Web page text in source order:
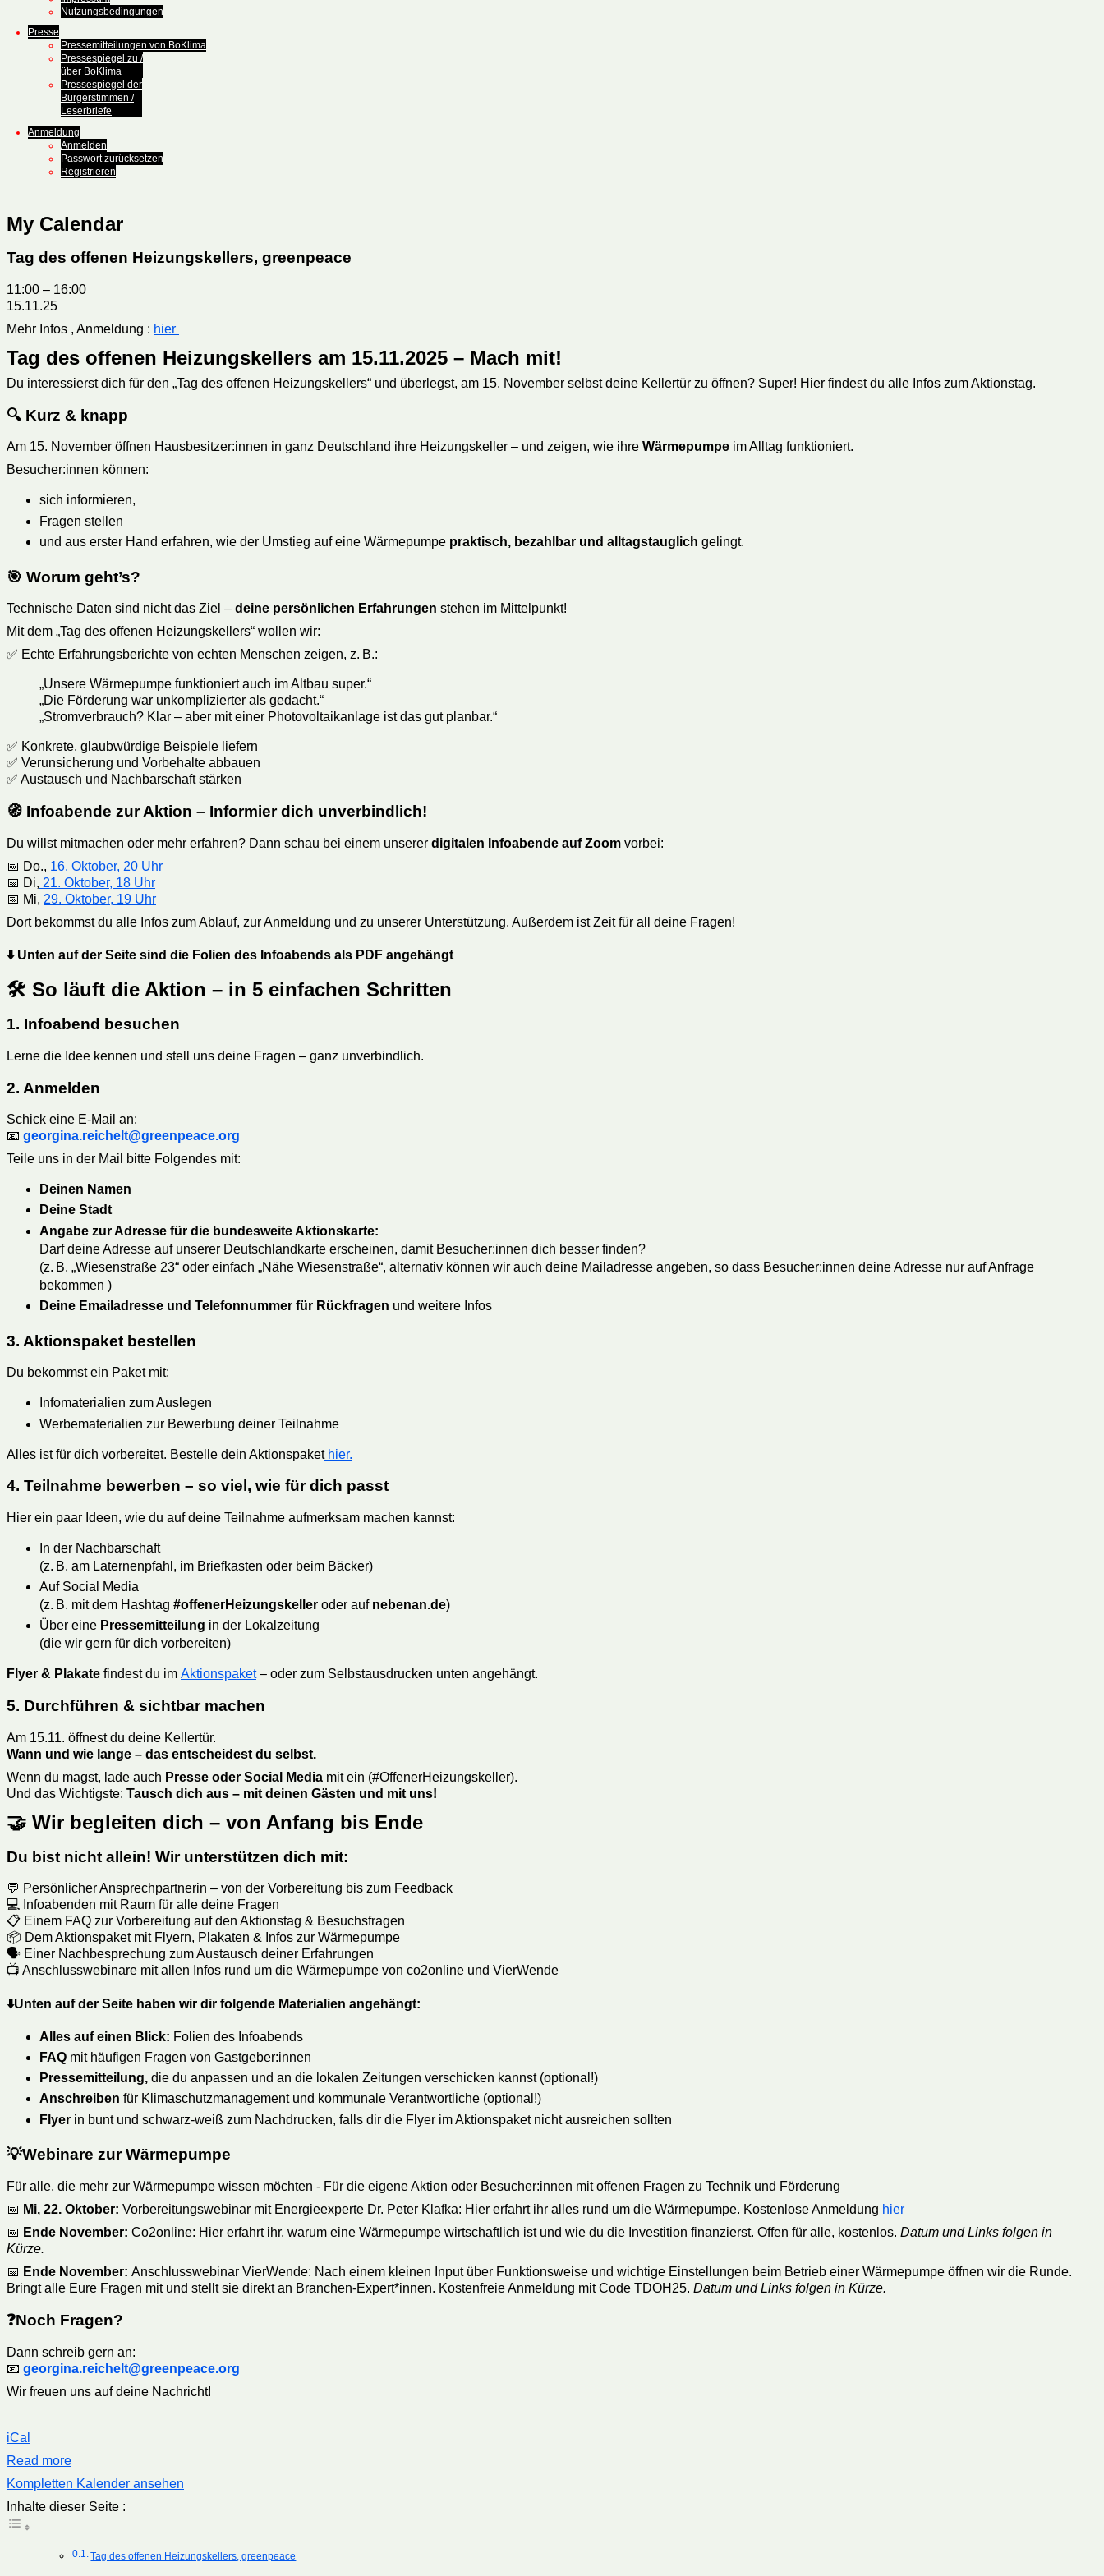
Nutzungsbedingungen
Presse
Pressemitteilungen von BoKlima
Pressespiegel zu /
über BoKlima
Pressespiegel der
Bürgerstimmen /
Leserbriefe
Anmeldung
Anmelden
Passwort zurücksetzen
Registrieren
My Calendar
Tag des offenen Heizungskellers, greenpeace
11:00 – 16:00
15.11.25
Mehr Infos , Anmeldung : hier
Tag des offenen Heizungskellers am 15.11.2025 – Mach mit!
Du interessierst dich für den „Tag des offenen Heizungskellers“ und überlegst, am 15. November selbst deine Kellertür zu öffnen? Super! Hier findest du alle Infos zum Aktionstag.
🔍 Kurz & knapp
Am 15. November öffnen Hausbesitzer:innen in ganz Deutschland ihre Heizungskeller – und zeigen, wie ihre Wärmepumpe im Alltag funktioniert.
Besucher:innen können:
sich informieren,
Fragen stellen
und aus erster Hand erfahren, wie der Umstieg auf eine Wärmepumpe praktisch, bezahlbar und alltagstauglich gelingt.
🎯 Worum geht’s?
Technische Daten sind nicht das Ziel – deine persönlichen Erfahrungen stehen im Mittelpunkt!
Mit dem „Tag des offenen Heizungskellers“ wollen wir:
✅ Echte Erfahrungsberichte von echten Menschen zeigen, z. B.:
„Unsere Wärmepumpe funktioniert auch im Altbau super.“
„Die Förderung war unkomplizierter als gedacht.“
„Stromverbrauch? Klar – aber mit einer Photovoltaikanlage ist das gut planbar.“
✅ Konkrete, glaubwürdige Beispiele liefern
✅ Verunsicherung und Vorbehalte abbauen
✅ Austausch und Nachbarschaft stärken
🧭 Infoabende zur Aktion – Informier dich unverbindlich!
Du willst mitmachen oder mehr erfahren? Dann schau bei einem unserer digitalen Infoabende auf Zoom vorbei:
📅 Do., 16. Oktober, 20 Uhr
📅 Di, 21. Oktober, 18 Uhr
📅 Mi, 29. Oktober, 19 Uhr
Dort bekommst du alle Infos zum Ablauf, zur Anmeldung und zu unserer Unterstützung. Außerdem ist Zeit für all deine Fragen!
⬇️Unten auf der Seite sind die Folien des Infoabends als PDF angehängt
🛠 So läuft die Aktion – in 5 einfachen Schritten
1. Infoabend besuchen
Lerne die Idee kennen und stell uns deine Fragen – ganz unverbindlich.
2. Anmelden
Schick eine E-Mail an:
📧 georgina.reichelt@greenpeace.org
Teile uns in der Mail bitte Folgendes mit:
Deinen Namen
Deine Stadt
Angabe zur Adresse für die bundesweite Aktionskarte:
Darf deine Adresse auf unserer Deutschlandkarte erscheinen, damit Besucher:innen dich besser finden?
(z. B. „Wiesenstraße 23“ oder einfach „Nähe Wiesenstraße“, alternativ können wir auch deine Mailadresse angeben, so dass Besucher:innen deine Adresse nur auf Anfrage
bekommen )
Deine Emailadresse und Telefonnummer für Rückfragen und weitere Infos
3. Aktionspaket bestellen
Du bekommst ein Paket mit:
Infomaterialien zum Auslegen
Werbematerialien zur Bewerbung deiner Teilnahme
Alles ist für dich vorbereitet. Bestelle dein Aktionspakethier.
4. Teilnahme bewerben – so viel, wie für dich passt
Hier ein paar Ideen, wie du auf deine Teilnahme aufmerksam machen kannst:
In der Nachbarschaft
(z. B. am Laternenpfahl, im Briefkasten oder beim Bäcker)
Auf Social Media
(z. B. mit dem Hashtag #offenerHeizungskeller oder auf nebenan.de)
Über eine Pressemitteilung in der Lokalzeitung
(die wir gern für dich vorbereiten)
Flyer & Plakate findest du im Aktionspaket– oder zum Selbstausdrucken unten angehängt.
5. Durchführen & sichtbar machen
Am 15.11. öffnest du deine Kellertür.
Wann und wie lange – das entscheidest du selbst.
Wenn du magst, lade auch Presse oder Social Media mit ein (#OffenerHeizungskeller).
Und das Wichtigste: Tausch dich aus – mit deinen Gästen und mit uns!
🤝 Wir begleiten dich – von Anfang bis Ende
Du bist nicht allein! Wir unterstützen dich mit:
💬 Persönlicher Ansprechpartnerin – von der Vorbereitung bis zum Feedback
💻 Infoabenden mit Raum für alle deine Fragen
📋 Einem FAQ zur Vorbereitung auf den Aktionstag & Besuchsfragen
📦 Dem Aktionspaket mit Flyern, Plakaten & Infos zur Wärmepumpe
🗣️ Einer Nachbesprechung zum Austausch deiner Erfahrungen
📺 Anschlusswebinare mit allen Infos rund um die Wärmepumpe von co2online und VierWende
⬇️Unten auf der Seite haben wir dir folgende Materialien angehängt:
Alles auf einen Blick: Folien des Infoabends
FAQ mit häufigen Fragen von Gastgeber:innen
Pressemitteilung, die du anpassen und an die lokalen Zeitungen verschicken kannst (optional!)
Anschreiben für Klimaschutzmanagement und kommunale Verantwortliche (optional!)
Flyer in bunt und schwarz-weiß zum Nachdrucken, falls dir die Flyer im Aktionspaket nicht ausreichen sollten
💡Webinare zur Wärmepumpe
Für alle, die mehr zur Wärmepumpe wissen möchten - Für die eigene Aktion oder Besucher:innen mit offenen Fragen zu Technik und Förderung
📅 Mi, 22. Oktober: Vorbereitungswebinar mit Energieexperte Dr. Peter Klafka: Hier erfahrt ihr alles rund um die Wärmepumpe. Kostenlose Anmeldung hier
📅 Ende November: Co2online: Hier erfahrt ihr, warum eine Wärmepumpe wirtschaftlich ist und wie du die Investition finanzierst. Offen für alle, kostenlos. Datum und Links folgen in
Kürze.
📅 Ende November: Anschlusswebinar VierWende: Nach einem kleinen Input über Funktionsweise und wichtige Einstellungen beim Betrieb einer Wärmepumpe öffnen wir die Runde.
Bringt alle Eure Fragen mit und stellt sie direkt an Branchen-Expert*innen. Kostenfreie Anmeldung mit Code TDOH25. Datum und Links folgen in Kürze.
❓Noch Fragen?
Dann schreib gern an:
📧 georgina.reichelt@greenpeace.org
Wir freuen uns auf deine Nachricht!
iCal
Read more
Kompletten Kalender ansehen
Inhalte dieser Seite :
Tag des offenen Heizungskellers, greenpeace